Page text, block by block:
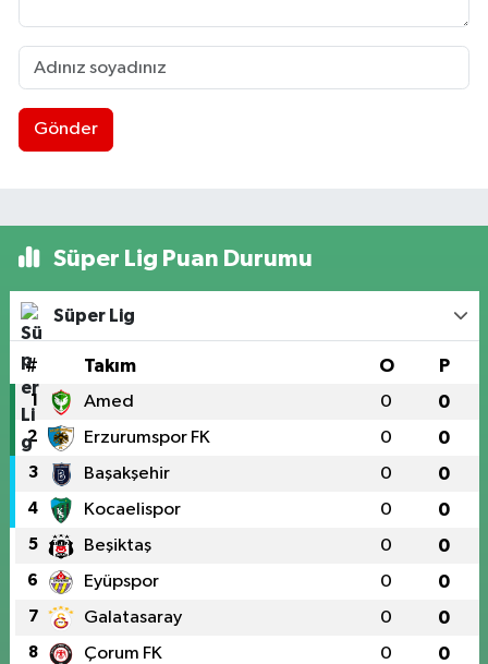
Gönder
Süper Lig Puan Durumu
Süper Lig
# Takım O P
1 Amed 0 0
2 Erzurumspor FK 0 0
3 Başakşehir 0 0
4 Kocaelispor 0 0
5 Beşiktaş 0 0
6 Eyüpspor 0 0
7 Galatasaray 0 0
8 Çorum FK 0 0